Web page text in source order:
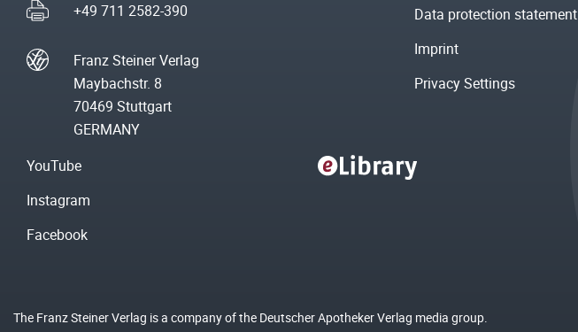
+49 711 2582-390
Franz Steiner Verlag
Maybachstr. 8
70469 Stuttgart
GERMANY
Data protection statement
Imprint
Privacy Settings
YouTube
Instagram
Facebook
The Franz Steiner Verlag is a company of the Deutscher Apotheker Verlag media group.